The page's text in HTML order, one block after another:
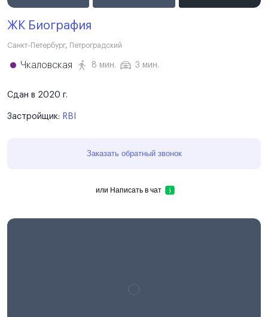
ЖК Биография
Санкт-Петербург, Петроградский
Чкаловская 8 мин. 3 мин.
Сдан в 2020 г.
Застройщик: RBI
Заказать обратный звонок
или Написать в чат